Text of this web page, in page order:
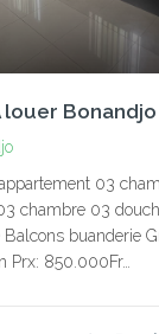
Bonandjo
03
chambre 03
buanderie
Prx: 850.000Fr…